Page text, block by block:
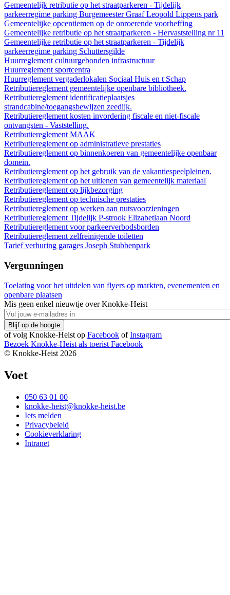
Gemeentelijk retributie op het straatparkeren - Tijdelijk
parkeerregime parking Burgemeester Graaf Leopold Lippens park
Gemeentelijke opcentiemen op de onroerende voorheffing
Gemeentelijke retributie op het straatparkeren - Hervaststelling nr 11
Gemeentelijke retributie op het straatparkeren - Tijdelijk
parkeerregime parking Schuttersgilde
Huurreglement cultuurgebonden infrastructuur
Huurreglement sportcentra
Huurreglement vergaderlokalen Sociaal Huis en t Schap
Retributiereglement gemeentelijke openbare bibliotheek.
Retributiereglement identificatieplaatsjes
strandcabine/toegangsbewijzen zeedijk.
Retributiereglement kosten invordering fiscale en niet-fiscale
ontvangsten - Vaststelling.
Retributiereglement MAAK
Retributiereglement op administratieve prestaties
Retributiereglement op binnenkoeren van gemeentelijke openbaar
domein.
Retributiereglement op het gebruik van de vakantiespeelpleinen.
Retributiereglement op het uitlenen van gemeentelijk materiaal
Retributiereglement op lijkbezorging
Retributiereglement op technische prestaties
Retributiereglement op werken aan nutsvoorzieningen
Retributiereglement Tijdelijk P-strook Elizabetlaan Noord
Retributiereglement voor parkeerverbodsborden
Retributiereglement zelfreinigende toiletten
Tarief verhuring garages Joseph Stubbenpark
Vergunningen
Toelating voor het uitdelen van flyers op markten, evenementen en
openbare plaatsen
Mis geen enkel nieuwtje over Knokke-Heist
of volg Knokke-Heist op Facebook ofInstagram
Bezoek Knokke-Heist als toerist Facebook
© Knokke-Heist 2026
Voet
050 63 01 00
knokke-heist@knokke-heist.be
Iets melden
Privacybeleid
Cookieverklaring
Intranet